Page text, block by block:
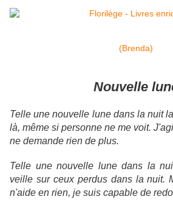
(Brenda)
Nouvelle
Telle une nouvelle lune dans la nuit
là, même si personne ne me voit.
ne demande rien de plus.
Telle une nouvelle lune dans la
veille sur ceux perdus dans la nuit.
n'aide en rien, je suis capable de